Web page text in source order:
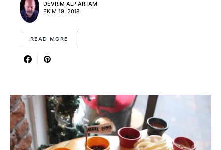
DEVRIM ALP ARTAM
EKIM 19, 2018
READ MORE